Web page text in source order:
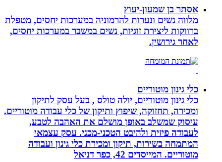
אסתר בן שמעון-יעוץ
מלווה נשים ונערות להרמוניה במערכות יחסים, מטפלת
ברווקות ליצירת זוגיות, נשים במשבר במערכות יחסים,
לאחר גירושין.
כלי גינון מוטוריים
כלי גינון מוטוריים, יולה טולס , בעל עסק לתיקון
ומכירה, תחזוקה, שיפוץ ותיקון של כלי עבודה מוטוריים.
עיסוק שמשלב באופן מושלם את האהבה לטבע,
לעבודה פיזית ולהיבט הטכני-מכני. עסק עצמאי
המתמחה בשירות, תיקון ומכירת כלי גינון ועבודה
מוטוריים. המייסדים 42, כפר דניאל